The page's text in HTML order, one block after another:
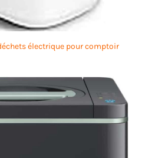
électrique pour comptoir